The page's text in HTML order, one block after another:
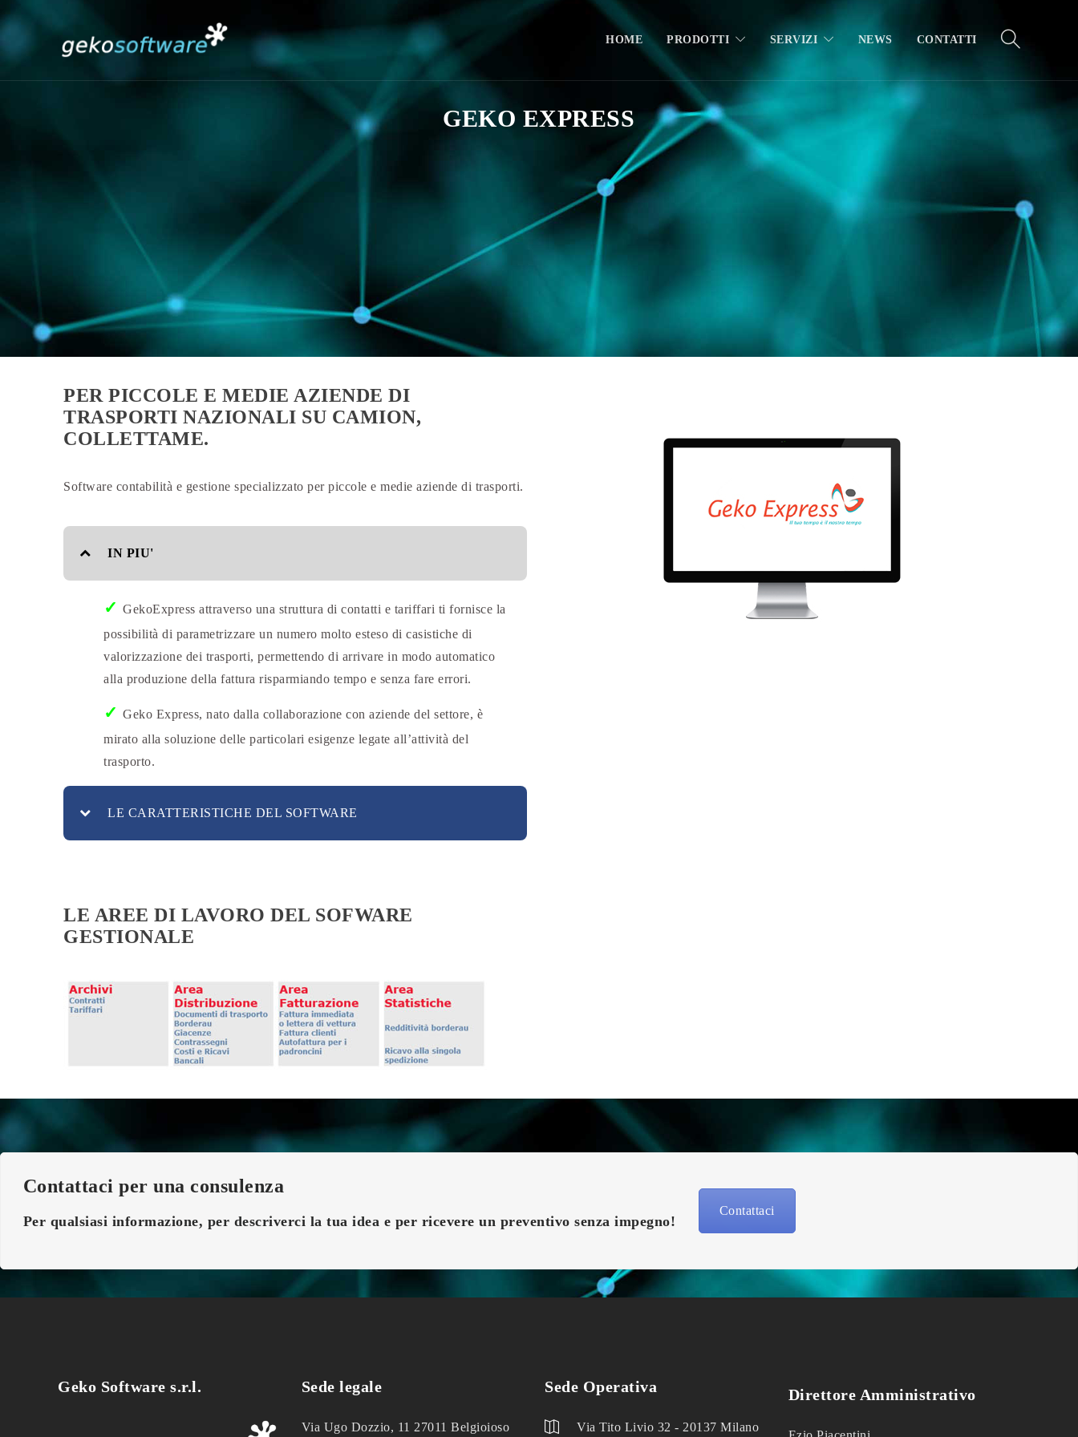
HOME PRODOTTI SERVIZI NEWS CONTATTI
GEKO EXPRESS
PER PICCOLE E MEDIE AZIENDE DI
TRASPORTI NAZIONALI SU CAMION,
COLLETTAME.
Software contabilità e gestione specializzato per piccole e medie aziende di trasporti.
IN PIU'
✓ GekoExpress attraverso una struttura di contatti e tariffari ti fornisce la
possibilità di parametrizzare un numero molto esteso di casistiche di
valorizzazione dei trasporti, permettendo di arrivare in modo automatico
alla produzione della fattura risparmiando tempo e senza fare errori.
✓ Geko Express, nato dalla collaborazione con aziende del settore, è
mirato alla soluzione delle particolari esigenze legate all’attività del
trasporto.
LE CARATTERISTICHE DEL SOFTWARE
LE AREE DI LAVORO DEL SOFWARE
GESTIONALE
Contattaci per una consulenza
Per qualsiasi informazione, per descriverci la tua idea e per ricevere un preventivo senza impegno!
Contattaci
Geko Software s.r.l. Sede legale
Via Ugo Dozzio, 11 27011 Belgioioso
Sede Operativa
Via Tito Livio 32 - 20137 Milano
Direttore Amministrativo